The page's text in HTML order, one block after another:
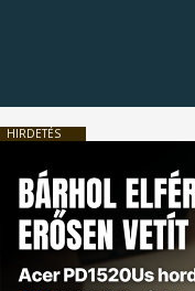
HIRDETÉS